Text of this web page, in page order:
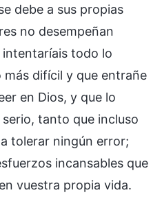
debe a sus propias
no desempeñan
intentaríais todo lo
difícil y que entrañe
en Dios, y que lo
tanto que incluso
tolerar ningún error;
incansables que
vuestra propia vida.